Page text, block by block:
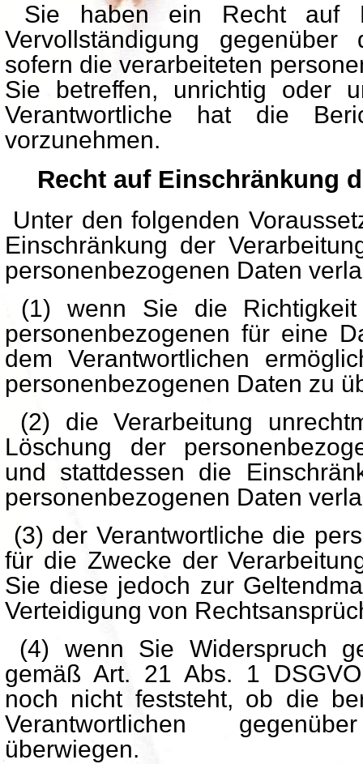
Sie haben ein Recht auf
Vervollständigung gegenüber
sofern die verarbeiteten
Sie betreffen, unrichtig oder
Verantwortliche hat die
vorzunehmen.
Recht auf Einschränkung
Unter den folgenden
Einschränkung der
personenbezogenen Daten
(1) wenn Sie die
personenbezogenen für eine
dem Verantwortlichen
personenbezogenen Daten zu
(2) die Verarbeitung
Löschung der
und stattdessen die
personenbezogenen Daten
(3) der Verantwortliche die
für die Zwecke der
Sie diese jedoch zur
Verteidigung von
(4) wenn Sie Widerspruch
gemäß Art. 21 Abs. 1
noch nicht feststeht, ob die
Verantwortlichen
überwiegen.